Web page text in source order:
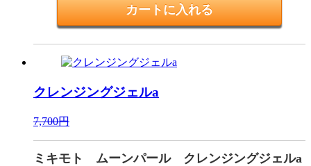
クレンジングジェルa
7,700円
ミキモト ムーンパール クレンジングジェルa